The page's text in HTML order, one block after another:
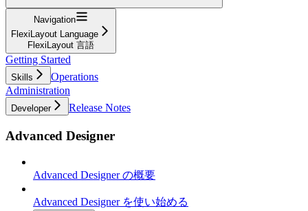
Navigation
FlexiLayout Language
FlexiLayout 言語
Getting Started
Skills
Operations
Administration
Developer Release Notes
Advanced Designer
Advanced Designer の概要
Advanced Designer を使い始める